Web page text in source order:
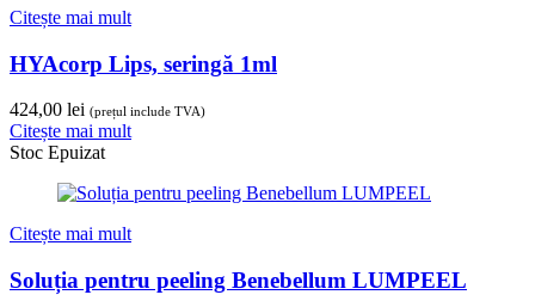
Citește mai mult
HYAcorp Lips, seringă 1ml
424,00 lei (prețul include TVA)
Citește mai mult
Stoc Epuizat
Citește mai mult
Soluția pentru peeling Benebellum LUMPEEL